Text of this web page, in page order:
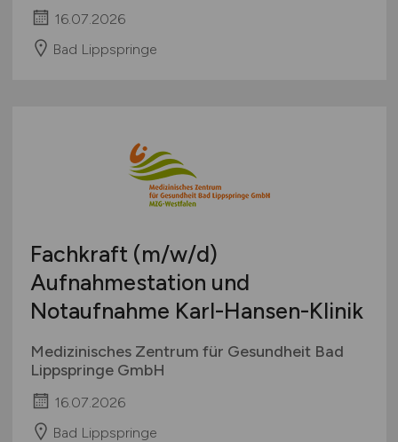
16.07.2026
Bad Lippspringe
Fachkraft (m/w/d)
Aufnahmestation und
Notaufnahme Karl-Hansen-Klinik
Medizinisches Zentrum für Gesundheit Bad
Lippspringe GmbH
16.07.2026
Bad Lippspringe